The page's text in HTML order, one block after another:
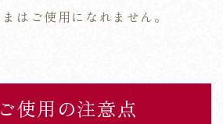
はご使用になれません。
使用の注意点